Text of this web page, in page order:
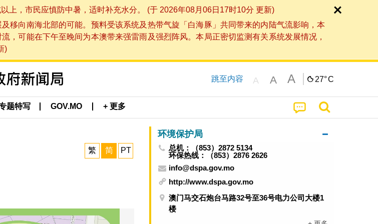
上，市民应慎防中暑，适时补充水分。 (于 2026年08月06日17时10分 更新)
移向南海北部的可能。预料受该系统及热带气旋「白海豚」共同带来的内陆气流影响，本
，可能在下午至晚间为本澳带来强雷雨及强烈阵风。本局正密切监测有关系统发展情况，
)
跳至内容 A A A 27°C
题特写 GOV.MO + 更多
繁 简 PT
环境保护局
总机：（853）2872 5134
环保热线：（853）2876 2626
info@dspa.gov.mo
http://www.dspa.gov.mo
澳门马交石炮台马路32号至36号电力公司大楼1
楼